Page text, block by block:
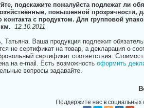
подскажите пожалуйста подлежат ли
повышенной прозрачности,
контакта с продуктом. Для групповой
12.10.2011
Татьяна. Ваша продукция подлежит
не сертификат на товар, а декларация о
сертификат соответствия.
на e-mail. Есть возможность оформить
вопросы задавайте.
Поддержите нас в социальных